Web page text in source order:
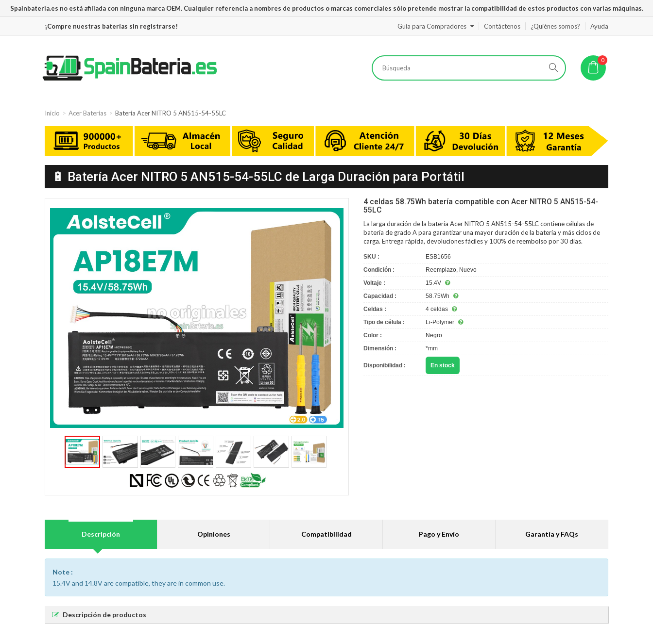
Spainbateria.es no está afiliada con ninguna marca OEM. Cualquier referencia a nombres de productos o marcas comerciales sólo pretende mostrar la compatibilidad de estos productos con varias máquinas.
¡Compre nuestras baterías sin registrarse! Guía para Compradores Contáctenos ¿Quiénes somos? Ayuda
0
Inicio Acer Baterías Batería Acer NITRO 5 AN515-54-55LC
🔋 Batería Acer NITRO 5 AN515-54-55LC de Larga Duración para Portátil
4 celdas 58.75Wh batería compatible con Acer NITRO 5 AN515-54-
55LC
La larga duración de labatería Acer NITRO 5 AN515-54-55LCcontiene células de
batería de grado A para garantizar una mayor duración de la batería y más ciclos de
carga. Entrega rápida, devoluciones fáciles y 100% de reembolso por 30 días.
SKU :
ESB1656
Condición :
Reemplazo, Nuevo
Voltaje :
15.4V
Capacidad :
58.75Wh
Celdas :
4 celdas
Tipo de célula :
Li-Polymer
Color :
Negro
Dimensión :
*mm
Disponibilidad : En stock
Descripción Opiniones Compatibilidad Pago y Envío Garantía y FAQs
Note :
15.4V and 14.8V are compatible, they are in common use.
Descripción de productos